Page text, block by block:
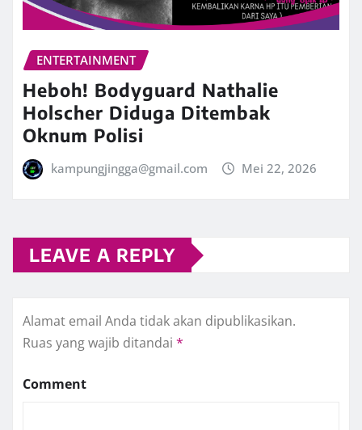
ENTERTAINMENT
Heboh! Bodyguard Nathalie
Holscher Diduga Ditembak
Oknum Polisi
kampungjingga@gmail.com Mei 22, 2026
LEAVE A REPLY
Alamat email Anda tidak akan dipublikasikan.
Ruas yang wajib ditandai *
Comment